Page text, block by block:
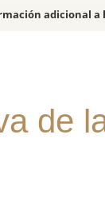
adicional a
de